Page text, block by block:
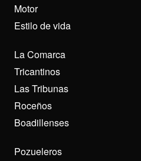
Motor
Estilo de vida
La Comarca
Tricantinos
Las Tribunas
Roceños
Boadillenses
Pozueleros